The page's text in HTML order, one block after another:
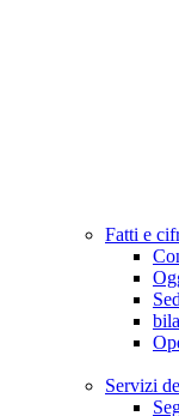
Fatti e
Servizi